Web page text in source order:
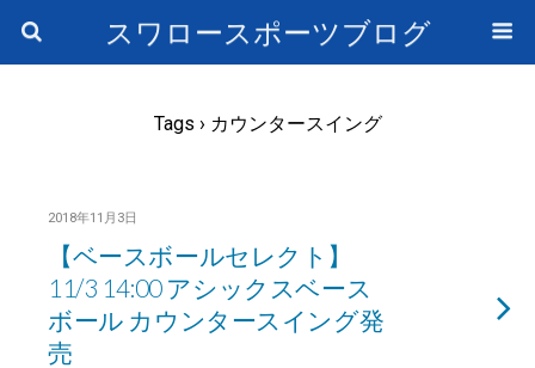
スワロースポーツブログ
Tags › カウンタースイング
2018年11月3日
【ベースボールセレクト】
11/3 14:00 アシックスベース
ボール カウンタースイング発
売